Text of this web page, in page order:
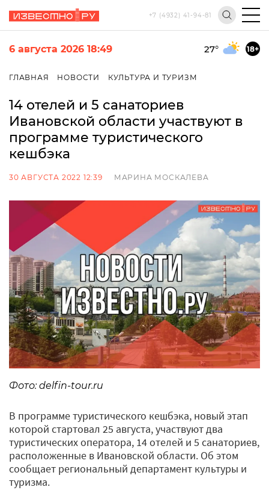
+7 (4932) 41-94-81
6 августа 2026 18:49 27° 18+
ГЛАВНАЯ НОВОСТИ КУЛЬТУРА И ТУРИЗМ
14 отелей и 5 санаториев
Ивановской области участвуют в
программе туристического
кешбэка
30 АВГУСТА 2022 12:39 МАРИНА МОСКАЛЕВА
Фото: delfin-tour.ru
В программе туристического кешбэка, новый этап
которой стартовал 25 августа, участвуют два
туристических оператора, 14 отелей и 5 санаториев,
расположенные в Ивановской области. Об этом
сообщает региональный департамент культуры и
туризма.